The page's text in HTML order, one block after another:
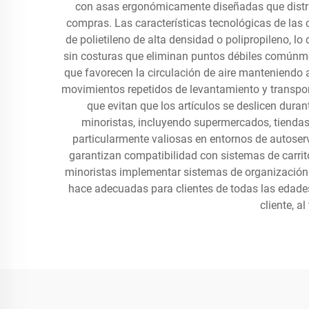
con asas ergonómicamente diseñadas que
compras. Las características tecnológicas de
de polietileno de alta densidad o polipropileno,
sin costuras que eliminan puntos débiles
que favorecen la circulación de aire
movimientos repetidos de levantamiento y
que evitan que los artículos se deslicen
minoristas, incluyendo supermercados,
particularmente valiosas en entornos de
garantizan compatibilidad con sistemas de
minoristas implementar sistemas de
hace adecuadas para clientes de todas las
cliente,